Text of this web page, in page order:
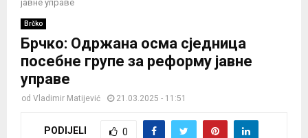
јавне управе
Brčko
Брчко: Одржана осма сједница
посебне групе за реформу јавне
управе
od Vladimir Matijević 21.03.2025 - 11:51
PODIJELI 0